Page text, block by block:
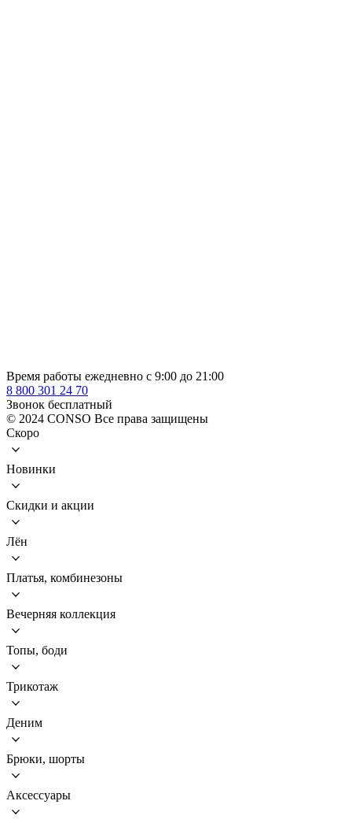
Время работы ежедневно с 9:00 до 21:00
8 800 301 24 70
Звонок бесплатный
© 2024 CONSO Все права защищены
Скоро
Новинки
Скидки и акции
Лён
Платья, комбинезоны
Вечерняя коллекция
Топы, боди
Трикотаж
Деним
Брюки, шорты
Аксессуары